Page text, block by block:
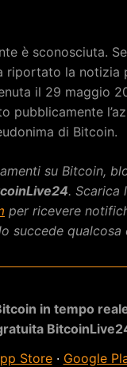
è sconosciuta.
riportato la notizia
il 29 maggio
pubblicamente
di Bitcoin.
su Bitcoin,
. Scarica
per ricevere
succede
in tempo
Store· Google